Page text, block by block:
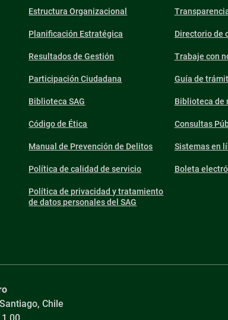
Estructura Organizacional
Planificación Estratégica
Resultados de Gestión
Participación Ciudadana
Biblioteca SAG
Código de Ética
Manual de Prevención de Delitos
Política de calidad de servicio
Política de privacidad y tratamiento
de datos personales del SAG
Directorio de
Trabaje con
Guía de
Biblioteca de
Consultas
Sistemas en
Boleta
Chile